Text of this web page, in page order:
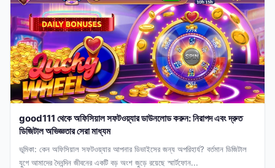
good111 থেকে অফিসিয়াল সফটওয়্যার ডাউনলোড করুন: নিরাপদ এবং দ্রুত
ডিজিটাল অভিজ্ঞতার সেরা মাধ্যম
ভূমিকা: কেন অফিসিয়াল সফটওয়্যার আপনার ডিভাইসের জন্য অপরিহার্য? বর্তমান ডিজিটাল
যুগে আমাদের দৈনন্দিন জীবনের একটি বড় অংশ জুড়ে রয়েছে স্মার্টফোন...